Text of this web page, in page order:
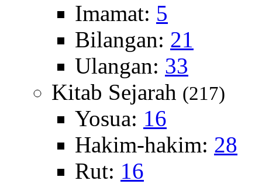
Imamat: 5
Bilangan: 21
Ulangan: 33
Kitab Sejarah (217)
Yosua: 16
Hakim-hakim: 28
Rut: 16